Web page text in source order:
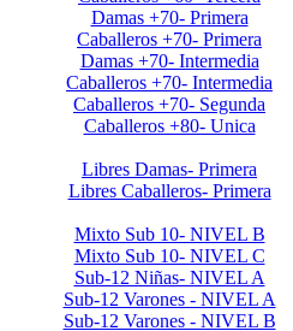
Damas +70- Primera
Caballeros +70- Primera
Damas +70- Intermedia
Caballeros +70- Intermedia
Caballeros +70- Segunda
Caballeros +80- Unica
Libres Damas- Primera
Libres Caballeros- Primera
Mixto Sub 10- NIVEL B
Mixto Sub 10- NIVEL C
Sub-12 Niñas- NIVEL A
Sub-12 Varones - NIVEL A
Sub-12 Varones - NIVEL B